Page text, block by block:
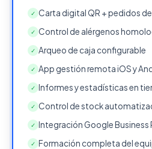
✓ Carta digital QR + pedidos
✓ Control de alérgenos
✓ Arqueo de caja configurable
✓ App gestión remota iOS y
✓ Informes y estadísticas en
✓ Control de stock
✓ Integración Google Business
✓ Formación completa del